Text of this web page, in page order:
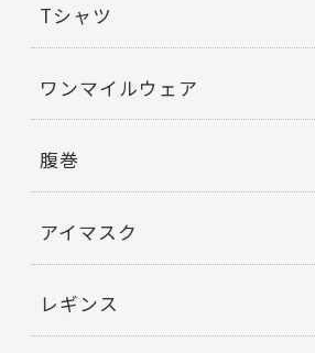
Tシャツ
ワンマイルウェア
腹巻
アイマスク
レギンス